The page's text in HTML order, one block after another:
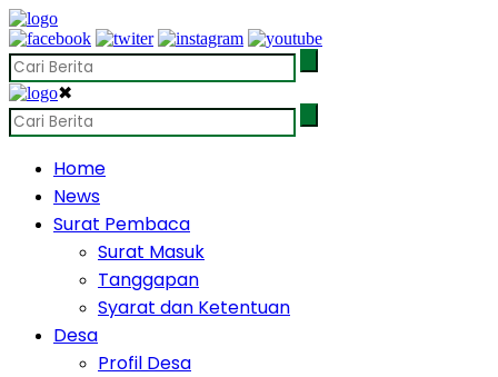
✖
Home
News
Surat Pembaca
Surat Masuk
Tanggapan
Syarat dan Ketentuan
Desa
Profil Desa